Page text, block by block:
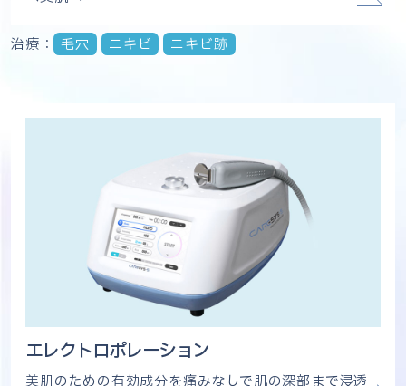
治療： 毛穴 ニキビ ニキビ跡
エレクトロポレーション
美肌のための有効成分を痛みなしで肌の深部まで浸透